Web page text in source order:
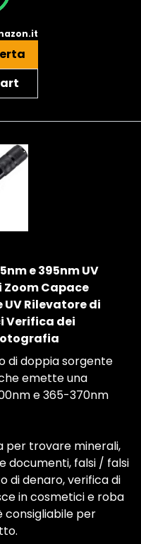
e 395nm UV
Capace
Rilevatore di
Verifica dei
di doppia sorgente
emette una
e 365-370nm
per trovare minerali,
documenti, falsi / falsi
di denaro, verifica di
in cosmetici e roba
consigliabile per